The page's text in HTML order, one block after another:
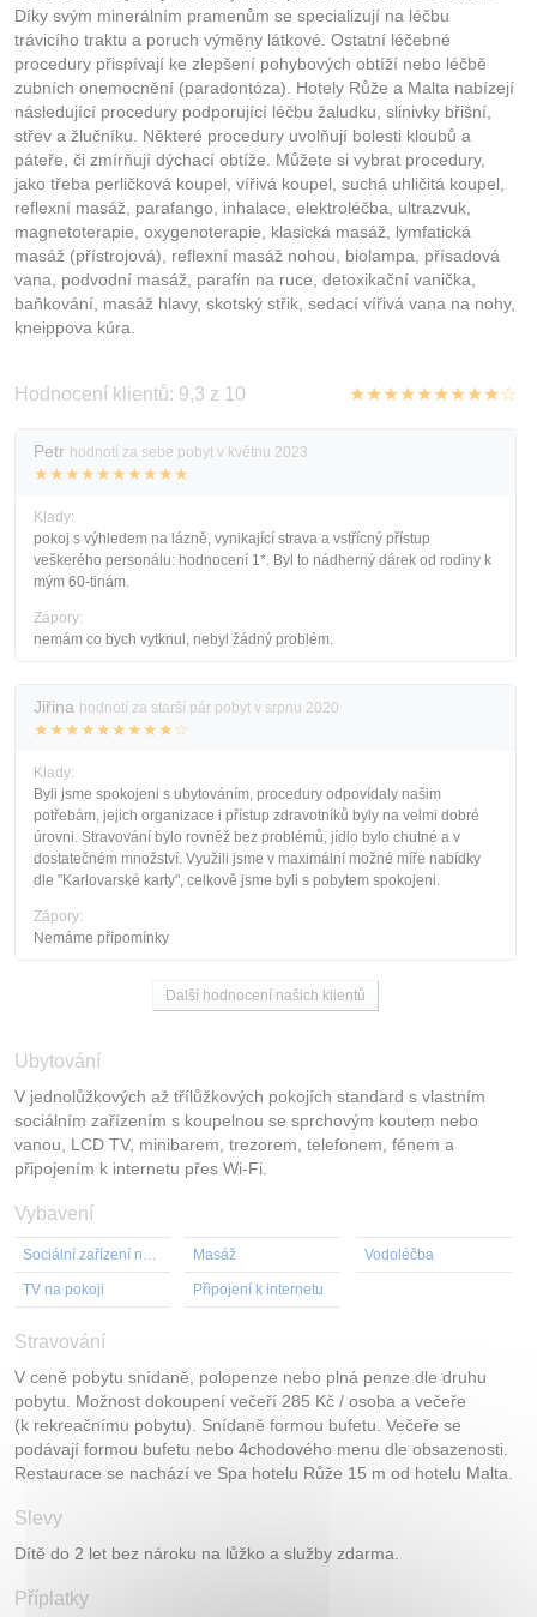
Díky svým minerálním pramenům se specializují na léčbu
trávicího traktu a poruch výměny látkové. Ostatní léčebné
procedury přispívají ke zlepšení pohybových obtíží nebo léčbě
zubních onemocnění (paradontóza). Hotely Růže a Malta nabízejí
následující procedury podporující léčbu žaludku, slinivky břišní,
střev a žlučníku. Některé procedury uvolňují bolesti kloubů a
páteře, či zmírňují dýchací obtíže. Můžete si vybrat procedury,
jako třeba perličková koupel, vířivá koupel, suchá uhličitá koupel,
reflexní masáž, parafango, inhalace, elektroléčba, ultrazvuk,
magnetoterapie, oxygenoterapie, klasická masáž, lymfatická
masáž (přístrojová), reflexní masáž nohou, biolampa, přísadová
vana, podvodní masáž, parafín na ruce, detoxikační vanička,
baňkování, masáž hlavy, skotský střik, sedací vířivá vana na nohy,
kneippova kúra.
Hodnocení klientů: 9,3 z 10 ★★★★★★★★★☆
Petr hodnotí za sebe pobyt v květnu 2023
★★★★★★★★★★
Klady:
pokoj s výhledem na lázně, vynikající strava a vstřícný přístup
veškerého personálu: hodnocení 1*. Byl to nádherný dárek od rodiny k
mým 60-tinám.
Zápory:
nemám co bych vytknul, nebyl žádný problém.
Jiřina hodnotí za starší pár pobyt v srpnu 2020
★★★★★★★★★☆
Klady:
Byli jsme spokojeni s ubytováním, procedury odpovídaly našim
potřebám, jejich organizace i přístup zdravotníků byly na velmi dobré
úrovni. Stravování bylo rovněž bez problémů, jídlo bylo chutné a v
dostatečném množství. Využili jsme v maximální možné míře nabídky
dle "Karlovarské karty", celkově jsme byli s pobytem spokojeni.
Zápory:
Nemáme připomínky
Další hodnocení našich klientů
Ubytování
V jednolůžkových až třílůžkových pokojích standard s vlastním
sociálním zařízením s koupelnou se sprchovým koutem nebo
vanou, LCD TV, minibarem, trezorem, telefonem, fénem a
připojením k internetu přes Wi-Fi.
Vybavení
Masáž Vodoléčba
TV na pokoji Připojení k internetu
Stravování
V ceně pobytu snídaně, polopenze nebo plná penze dle druhu
pobytu. Možnost dokoupení večeří 285 Kč / osoba a večeře
(k rekreačnímu pobytu). Snídaně formou bufetu. Večeře se
podávají formou bufetu nebo 4chodového menu dle obsazenosti.
Restaurace se nachází ve Spa hotelu Růže 15 m od hotelu Malta.
Slevy
Dítě do 2 let bez nároku na lůžko a služby zdarma.
Příplatky